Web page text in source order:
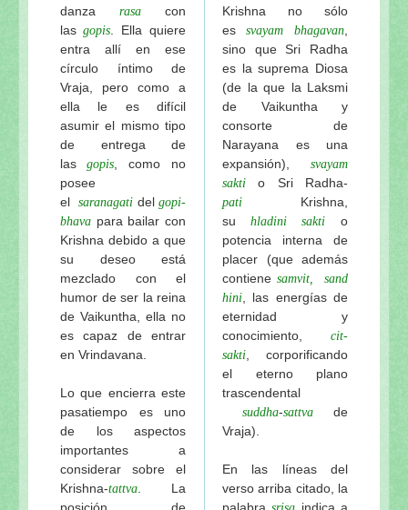
danza rasa con
las gopis . Ella quiere
entra allí en ese
círculo íntimo de
Vraja, pero como a
ella le es difícil
asumir el mismo tipo
de entrega de
las gopis , como no
posee
el saranagati del gopi-
bhava para bailar con
Krishna debido a que
su deseo está
mezclado con el
humor de ser la reina
de Vaikuntha, ella no
es capaz de entrar
en Vrindavana.
Lo que encierra este
pasatiempo es uno
de los aspectos
importantes a
considerar sobre el
Krishna-tattva . La
posición de
Krishna no sólo
es svayam bhagavan
sino que Sri Radha
es la suprema Diosa
(de la que la Laksmi
de Vaikuntha y
consorte de
Narayana es una
expansión), svayam
sakti o Sri Radha-
pati Krishna,
su hladini sakti o
potencia interna de
placer (que además
contiene samvit,
sand
hini , las energías de
eternidad y
conocimiento, cit-
sakti , corporificando
el eterno plano
trascendental
suddha-sattva de
Vraja).
En las líneas del
verso arriba citado, la
palabra
indica a